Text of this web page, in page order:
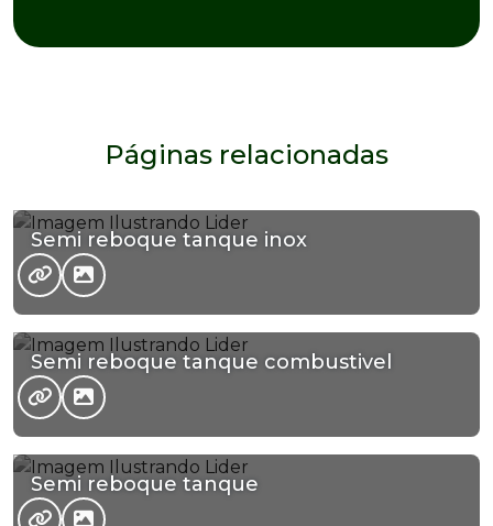
Páginas relacionadas
Semi reboque tanque inox
Semi reboque tanque combustivel
Semi reboque tanque